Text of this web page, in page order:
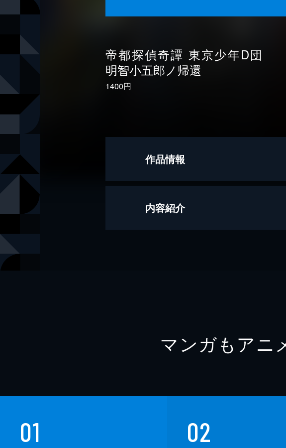
帝都探偵奇譚 東京少年D団
明智小五郎ノ帰還
1400円
作品情報
原作
内容紹介
マンガもアニ
01 02